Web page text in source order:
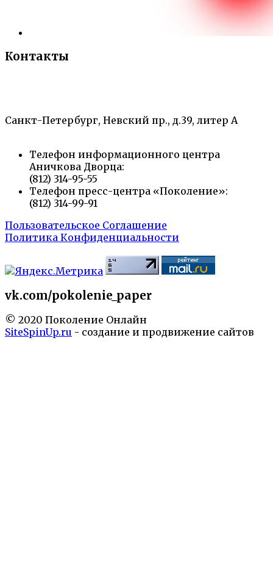
Контакты
Санкт-Петербург, Невский пр., д.39, литер А
Телефон информационного центра
Аничкова Дворца:
(812) 314-95-55
Телефон пресс-центра «Поколение»:
(812) 314-99-91
Пользовательское Соглашение
Политика Конфиденциальности
vk.com/pokolenie_paper
© 2020 Поколение Онлайн
SiteSpinUp.ru - создание и продвижение сайтов